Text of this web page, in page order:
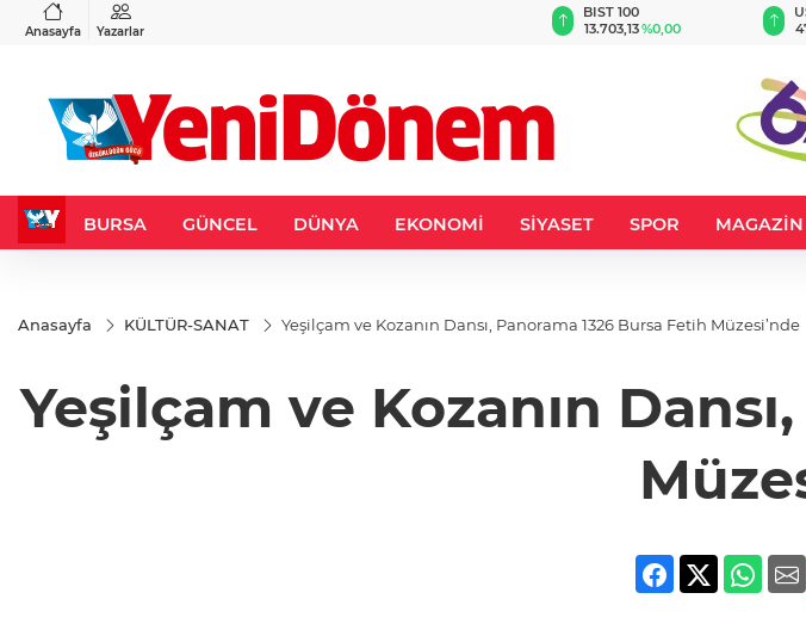
Anasayfa Yazarlar
%0,37
BIST 100
13.703,13%0,00
BURSA GÜNCEL DÜNYA EKONOMİ SİYASET SPOR MAGAZİN
Anasayfa KÜLTÜR-SANAT Yeşilçam ve Kozanın Dansı, Panorama 1326 Bursa Fetih Müzesi’nde
Yeşilçam ve Kozanın